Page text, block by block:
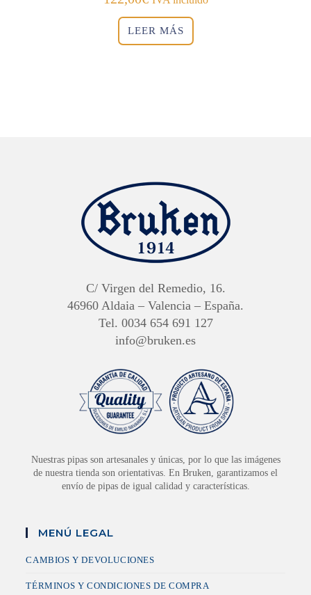
LEER MÁS
C/ Virgen del Remedio, 16.
46960 Aldaia – Valencia – España.
Tel. 0034 654 691 127
info@bruken.es
Nuestras pipas son artesanales y únicas, por lo que las imágenes
de nuestra tienda son orientativas. En Bruken, garantizamos el
envío de pipas de igual calidad y características.
MENÚ LEGAL
CAMBIOS Y DEVOLUCIONES
TÉRMINOS Y CONDICIONES DE COMPRA